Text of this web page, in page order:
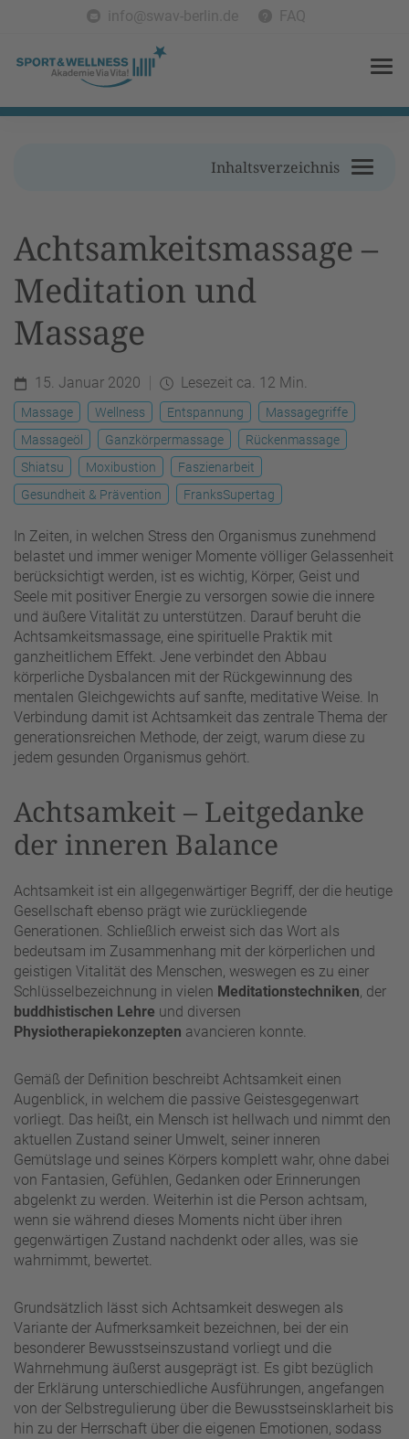
info@swav-berlin.de FAQ
Inhaltsverzeichnis
Achtsamkeitsmassage –
Meditation und
Massage
15. Januar 2020 Lesezeit ca. 12 Min.
Massage Wellness Entspannung
Massagegriffe
Massageöl
Ganzkörpermassage
Rückenmassage
Shiatsu
Moxibustion
Faszienarbeit
Gesundheit & Prävention
FranksSupertag
In Zeiten, in welchen Stress den Organismus zunehmend
belastet und immer weniger Momente völliger Gelassenheit
berücksichtigt werden, ist es wichtig, Körper, Geist und
Seele mit positiver Energie zu versorgen sowie die innere
und äußere Vitalität zu unterstützen. Darauf beruht die
Achtsamkeitsmassage, eine spirituelle Praktik mit
ganzheitlichem Effekt. Jene verbindet den Abbau
körperliche Dysbalancen mit der Rückgewinnung des
mentalen Gleichgewichts auf sanfte, meditative Weise. In
Verbindung damit ist Achtsamkeit das zentrale Thema der
generationsreichen Methode, der zeigt, warum diese zu
jedem gesunden Organismus gehört.
Achtsamkeit – Leitgedanke
der inneren Balance
Achtsamkeit ist ein allgegenwärtiger Begriff, der die heutige
Gesellschaft ebenso prägt wie zurückliegende
Generationen. Schließlich erweist sich das Wort als
bedeutsam im Zusammenhang mit der körperlichen und
geistigen Vitalität des Menschen, weswegen es zu einer
Schlüsselbezeichnung in vielen Meditationstechniken, der
buddhistischen Lehre und diversen
Physiotherapiekonzepten avancieren konnte.
Gemäß der Definition beschreibt Achtsamkeit einen
Augenblick, in welchem die passive Geistesgegenwart
vorliegt. Das heißt, ein Mensch ist hellwach und nimmt den
aktuellen Zustand seiner Umwelt, seiner inneren
Gemütslage und seines Körpers komplett wahr, ohne dabei
von Fantasien, Gefühlen, Gedanken oder Erinnerungen
abgelenkt zu werden. Weiterhin ist die Person achtsam,
wenn sie während dieses Moments nicht über ihren
gegenwärtigen Zustand nachdenkt oder alles, was sie
wahrnimmt, bewertet.
Grundsätzlich lässt sich Achtsamkeit deswegen als
Variante der Aufmerksamkeit bezeichnen, bei der ein
besonderer Bewusstseinszustand vorliegt und die
Wahrnehmung äußerst ausgeprägt ist. Es gibt bezüglich
der Erklärung unterschiedliche Ausführungen, angefangen
von der Selbstregulierung über die Bewusstseinsklarheit bis
hin zu der Herrschaft über die eigenen Emotionen, sodass